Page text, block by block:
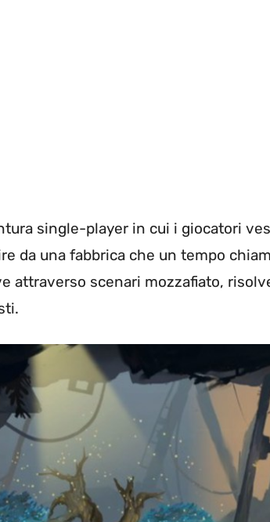
single-player in cui i giocatori
da una fabbrica che un tempo
attraverso scenari mozzafiato,